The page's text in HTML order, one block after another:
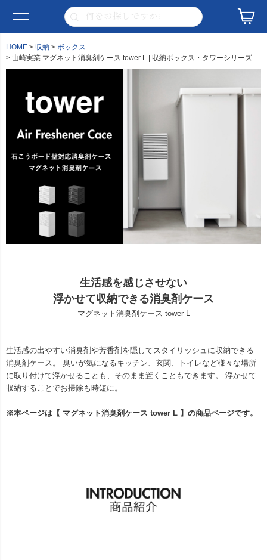
HOME 収納
ボックス
山崎実業 マグネット消臭剤ケース tower L | 収納ボックス・タワーシリーズ
生活感を感じさせない
浮かせて収納できる消臭剤ケース
マグネット消臭剤ケース tower L
生活感の出やすい消臭剤や芳香剤を隠してスタイリッシュに収納できる
消臭剤ケース。 臭いが気になるキッチン、玄関、トイレなど様々な場所
に取り付けて浮かせることも、そのまま置くこともできます。 浮かせて
収納することでお掃除も時短に。
※本ページは【 マグネット消臭剤ケース tower L 】の商品ページです。